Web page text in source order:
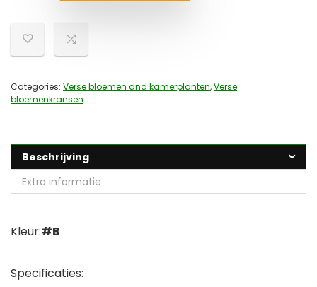
Categories: Verse bloemen and kamerplanten,Verse
bloemenkransen
Beschrijving
Extra informatie
Kleur:#B
Specificaties: